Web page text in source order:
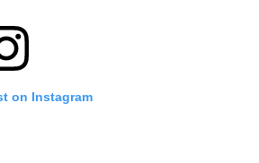
on Instagram